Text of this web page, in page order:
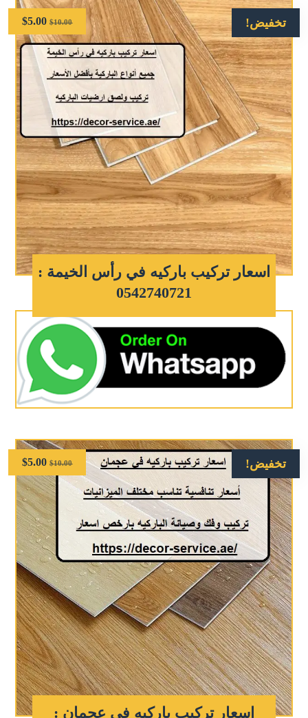
تخفيض!
اسعار تركيب باركيه في رأس الخيمة :
0542740721
$10.00
$5.00
تخفيض!
اسعار تركيب باركيه في عجمان :
$10.00
$5.00